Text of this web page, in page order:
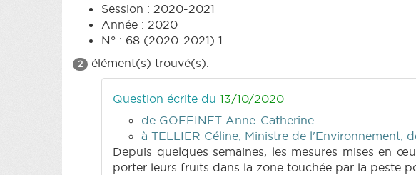
Session : 2020-2021
Année : 2020
N° : 68 (2020-2021) 1
2 élément(s) trouvé(s).
Question écrite du 13/10/2020
de GOFFINET Anne-Catherine
à TELLIER Céline, Ministre de l'Environnement,
Depuis quelques semaines, les mesures mises en
porter leurs fruits dans la zone touchée par la peste